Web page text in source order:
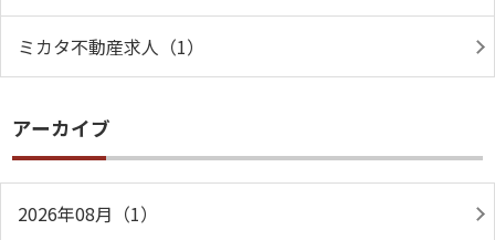
ミカタ不動産求人（1）
アーカイブ
2026年08月（1）